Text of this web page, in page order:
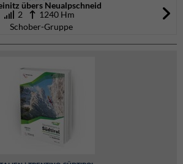
übers Neualpschneid
2
1240 Hm
Schober-Gruppe